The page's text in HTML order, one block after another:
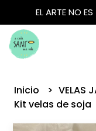
EL ARTE NO
Inicio
VELAS
Kit velas de soja